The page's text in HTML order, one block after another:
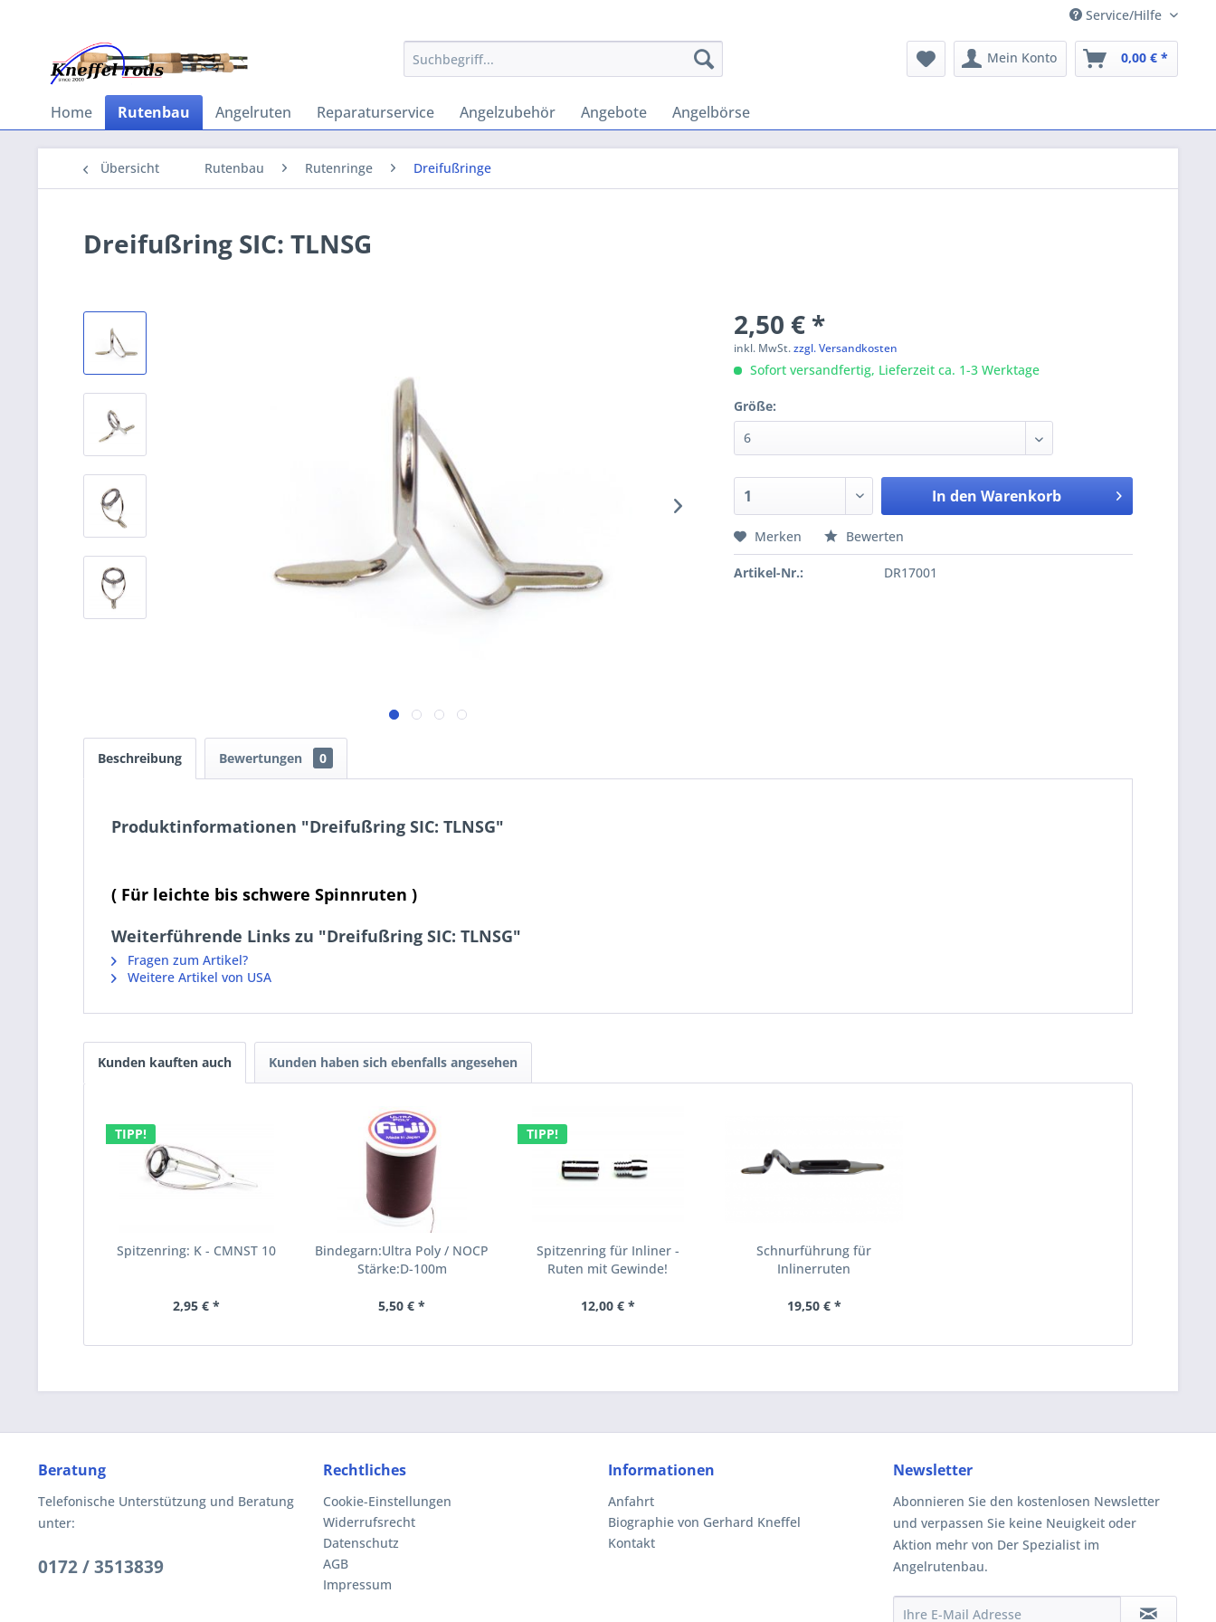
Service/Hilfe
Mein Konto 0,00 € *
Home Rutenbau Angelruten Reparaturservice Angelzubehör Angebote Angelbörse
Übersicht Rutenbau Rutenringe Dreifußringe
Dreifußring SIC: TLNSG
2,50 € *
inkl. MwSt.zzgl. Versandkosten
Sofort versandfertig, Lieferzeit ca. 1-3 Werktage
Größe:
In den Warenkorb
Merken Bewerten
Artikel-Nr.: DR17001
Beschreibung Bewertungen 0
Produktinformationen "Dreifußring SIC: TLNSG"
( Für leichte bis schwere Spinnruten )
Weiterführende Links zu "Dreifußring SIC: TLNSG"
Fragen zum Artikel?
Weitere Artikel von USA
Kunden kauften auch Kunden haben sich ebenfalls angesehen
TIPP!
Spitzenring: K - CMNST 10
2,95 € *
Bindegarn:Ultra Poly / NOCP
Stärke:D-100m
5,50 € *
TIPP!
Spitzenring für Inliner -
Ruten mit Gewinde!
12,00 € *
Schnurführung für
Inlinerruten
19,50 € *
Beratung
Telefonische Unterstützung und Beratung
unter:
0172 / 3513839
Rechtliches
Cookie-Einstellungen
Widerrufsrecht
Datenschutz
AGB
Impressum
Informationen
Anfahrt
Biographie von Gerhard Kneffel
Kontakt
Newsletter
Abonnieren Sie den kostenlosen Newsletter
und verpassen Sie keine Neuigkeit oder
Aktion mehr von Der Spezialist im
Angelrutenbau.